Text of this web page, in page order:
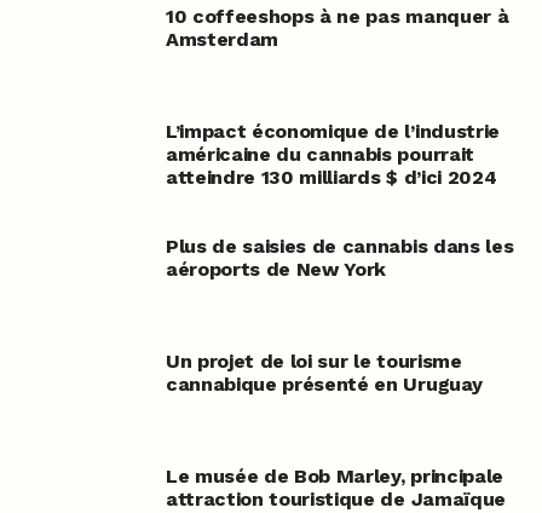
10 coffeeshops à ne pas manquer à
Amsterdam
L’impact économique de l’industrie
américaine du cannabis pourrait
atteindre 130 milliards $ d’ici 2024
Plus de saisies de cannabis dans les
aéroports de New York
Un projet de loi sur le tourisme
cannabique présenté en Uruguay
Le musée de Bob Marley, principale
attraction touristique de Jamaïque